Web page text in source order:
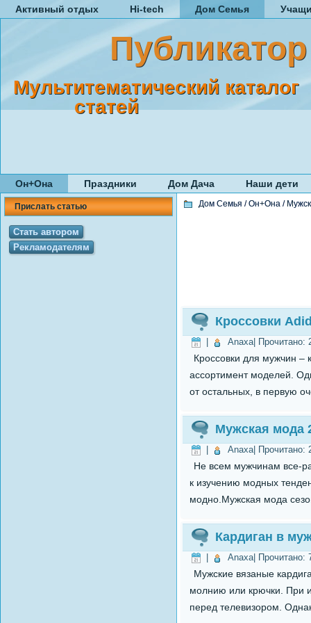
Активный отдых Hi-tech Дом Семья
Публикатор
Мультитематический каталог
статей
Он+Она Праздники Дом Дача Наши дети
Прислать статью
Стать автором
Рекламодателям
Дом Семья /Он+Она /
Кроссовки
Anaxa| Прочитано:
Кроссовки для мужчин –
ассортимент моделей.
от остальных, в первую
Мужская мода
Anaxa| Прочитано:
Не всем мужчинам все-
к изучению модных
модно.Мужская мода
Кардиган в
Anaxa| Прочитано:
Мужские вязаные
молнию или крючки. При
перед телевизором.